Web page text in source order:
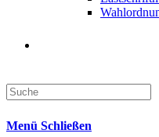
Search
this
Menü Schließen